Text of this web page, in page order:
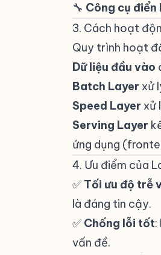
🔧 Công cụ điển
3. Cách hoạt
Quy trình hoạt
Dữ liệu đầu vào
Batch Layer xử
Speed Layer xử
Serving Layer
ứng dụng
4. Ưu điểm của
✅ Tối ưu độ trễ
là đáng tin cậy.
✅ Chống lỗi tốt:
vấn đề.